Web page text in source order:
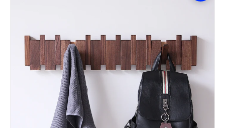
Tech & Gadgets
Auto & Klussen
Tuin & Outdoor